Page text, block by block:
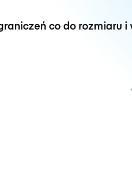
co do rozmiaru i